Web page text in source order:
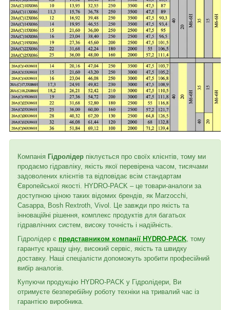
Компанія Гідролідер піклується про своїх клієнтів, тому ми
продаємо гідравліку, якість якої перевірена часом, тисячами
задоволених клієнтів та відповідає всім стандартам
Європейської якості. HYDRO-PACK – це товари-аналоги за
доступною ціною таких відомих брендів, як Marzocchi,
Casappa, Bosh Rextroth, Vivol. Це завжди про якість та
інноваційні рішення, комплекс продуктів для багатьох
гідравлічних систем, високу точність і надійність.
Гідролідер є представником компанії HYDRO-PACK, тому
гарантує кращу ціну, високий сервіс, якість та швидку
доставку. Наші спеціалісти допоможуть зробити професійний
вибір аналогів.
Купуючи продукцію HYDRO-PACK у Гідролідери, Ви
отримуєте безперебійну роботу техніки на тривалий час із
гарантією виробника.